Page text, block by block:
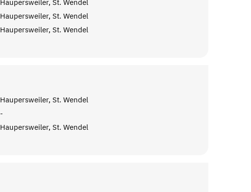
Haupersweiler, St. Wendel
Haupersweiler, St. Wendel
Haupersweiler, St. Wendel
Haupersweiler, St. Wendel
-
Haupersweiler, St. Wendel